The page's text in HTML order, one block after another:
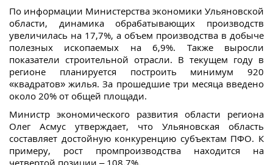
По информации Министерства экономики Ульяновской
области, динамика обрабатывающих производств
увеличилась на 17,7%, а объем производства в добыче
полезных ископаемых на 6,9%. Также выросли
показатели строительной отрасли. В текущем году в
регионе планируется построить минимум 920
«квадратов» жилья. За прошедшие три месяца введено
около 20% от общей площади.
Министр экономического развития области региона
Олег Асмус утверждает, что Ульяновская область
составляет достойную конкуренцию субъектам ПФО. К
примеру, рост промпроизводства находится на